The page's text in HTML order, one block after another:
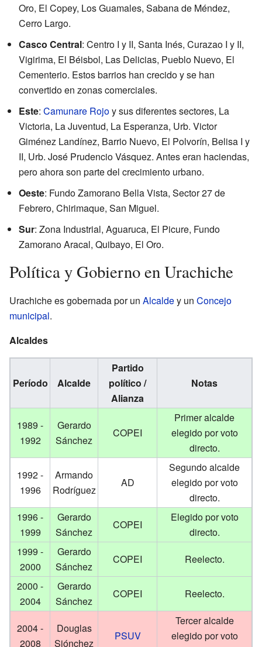
Oro, El Copey, Los Guamales, Sabana de Méndez,
Cerro Largo.
Casco Central: Centro I y II, Santa Inés, Curazao I y II,
Vigirima, El Béisbol, Las Delicias, Pueblo Nuevo, El
Cementerio. Estos barrios han crecido y se han
convertido en zonas comerciales.
Este: Camunare Rojoy sus diferentes sectores, La
Victoria, La Juventud, La Esperanza, Urb. Victor
Giménez Landínez, Barrio Nuevo, El Polvorín, Belisa I y
II, Urb. José Prudencio Vásquez. Antes eran haciendas,
pero ahora son parte del crecimiento urbano.
Oeste: Fundo Zamorano Bella Vista, Sector 27 de
Febrero, Chirimaque, San Miguel.
Sur: Zona Industrial, Aguaruca, El Picure, Fundo
Zamorano Aracal, Quibayo, El Oro.
Política y Gobierno en Urachiche
Urachiche es gobernada por un Alcaldey un Concejo
municipal.
Alcaldes
Período Alcalde
Partido
político /
Alianza
Notas
1989 -
1992
Gerardo
Sánchez
COPEI
Primer alcalde
elegido por voto
directo.
1992 -
1996
Armando
Rodríguez
AD
Segundo alcalde
elegido por voto
directo.
1996 -
1999
Gerardo
Sánchez
COPEI
Elegido por voto
directo.
1999 -
2000
Gerardo
Sánchez
COPEI
Reelecto.
2000 -
2004
Gerardo
Sánchez
COPEI Reelecto.
2004 -
2008
Douglas
Siónchez
PSUV
Tercer alcalde
elegido por voto